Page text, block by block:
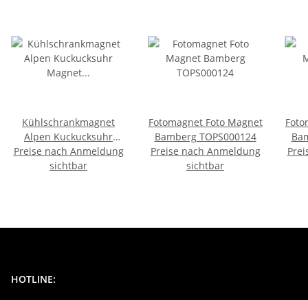
Kühlschrankmagnet
Alpen Kuckucksuhr
Magnet
Urlaubserinnerung
Preise nach Anmeldung
sichtbar
Fotomagnet Foto Magnet
Bamberg TOPS000124
Preise nach Anmeldung
sichtbar
HOTLINE: